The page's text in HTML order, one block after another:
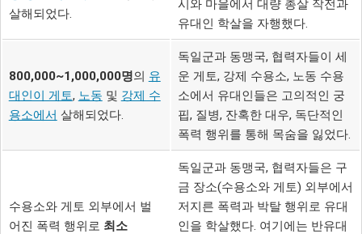
살해되었다.
시와 마을에서 대량 총살 작전과
유대인 학살을 자행했다.
800,000~1,000,000명의 유
대인이 게토, 노동 및 강제 수
용소에서 살해되었다.
독일군과 동맹국, 협력자들이 세
운 게토, 강제 수용소, 노동 수용
소에서 유대인들은 고의적인 궁
핍, 질병, 잔혹한 대우, 독단적인
폭력 행위를 통해 목숨을 잃었다.
수용소와 게토 외부에서 벌
어진 폭력 행위로 최소
독일군과 동맹국, 협력자들은 구
금 장소(수용소와 게토) 외부에서
저지른 폭력과 박탈 행위로 유대
인을 학살했다. 여기에는 반유대